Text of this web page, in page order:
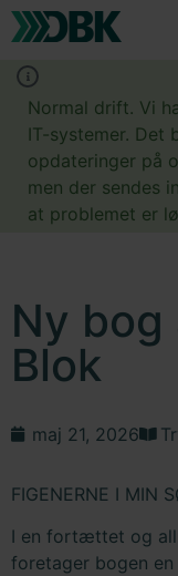
Normal drift. Vi
IT-systemer. Det
opdateringer på
men der sendes
at problemet er
Ny
Blok
maj 21, 2026
FIGENERNE I MIN
I en fortættet og
foretager bogen